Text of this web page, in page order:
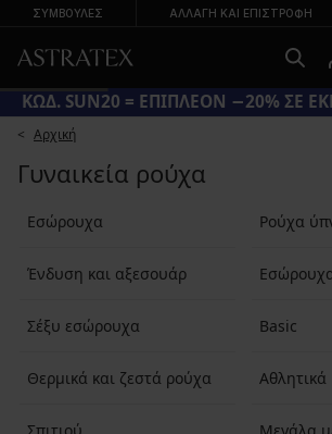
ΣΥΜΒΟΥΛΕΣ ΑΛΛΑΓΉ ΚΑΙ ΕΠΙΣΤΡΟΦΉ
ΚΩΔ. SUN20 = ΕΠΙΠΛΕΟΝ −20% ΣΕ
Αρχική
Γυναικεία ρούχα
Εσώρουχα Ρούχα
Ένδυση και αξεσουάρ
Σέξυ εσώρουχα Basic
Θερμικά και ζεστά ρούχα Αθλητικά
Σπιτιού Μεγάλα